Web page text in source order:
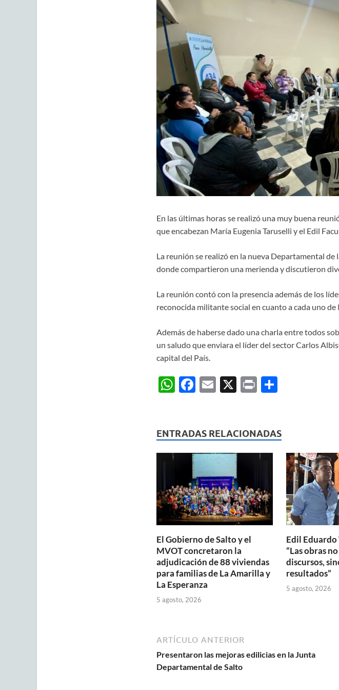
En las últimas horas se realizó una muy buena
que encabezan María Eugenia Taruselli y el Edil
La reunión se realizó en la nueva Departamental
donde compartieron una merienda y discutieron
La reunión contó con la presencia además de los
reconocida militante social en cuanto a cada uno
Además de haberse dado una charla entre todos
un saludo que enviara el líder del sector Carlos
capital del País.
W
s
A
p
F
b
o
o
k
E X P C
p
ar
ti
ENTRADAS RELACIONADAS
El Gobierno de Salto y el
MVOT concretaron la
adjudicación de 88 viviendas
para familias de La Amarilla y
La Esperanza
5 agosto, 2026
Edil
“Las obras
discursos,
resultados”
5 agosto, 2026
ARTÍCULO ANTERIOR
Presentaron las mejoras edilicias en la Junta
Departamental de Salto